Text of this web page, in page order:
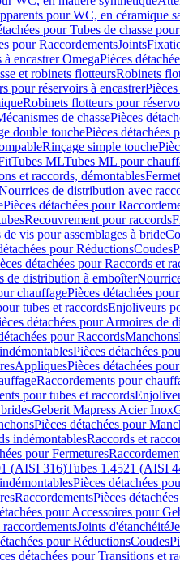
pour WC, en céramique
pour Tubes de chasse
pour RaccordementsJoints
à encastrer OmegaPièces
et robinets flotteursRobinets
pour réservoirs à encastrer
Robinets flotteurs pour
de chassePièces
double touchePièces détachées
Rinçage simple touche
Tubes MLTubes ML pour
et raccords, démontables
de distribution avec
Pièces détachées pour
Recouvrement pour raccords
de vis pour assemblages à bride
pour RéductionsCoudes
détachées pour Raccords et
de distribution à emboîter
chauffagePièces détachées
tubes et raccordsEnjoliveurs
détachées pour Armoires de
pour RaccordsManchons
Pièces détachées
AppliquesPièces détachées
Raccordements pour
pour tubes et raccords
Geberit Mapress Acier Inox
Pièces détachées pour
indémontablesRaccords et
pour Fermetures
(AISI 316)Tubes 1.4521 (AISI
Pièces détachées
RaccordementsPièces
pour Accessoires pour
Joints d'étanchéité
pour RéductionsCoudes
détachées pour Transitions et